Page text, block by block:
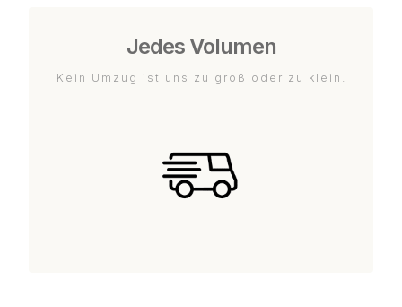
Jedes Volumen
Kein Umzug ist uns zu groß oder zu klein.